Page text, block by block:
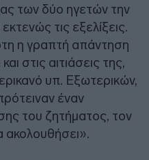
των δύο ηγετών την
τις εξελίξεις.
η γραπτή απάντηση
στις αιτιάσεις της,
υπ. Εξωτερικών,
έναν
του ζητήματος, τον
ακολουθήσει».